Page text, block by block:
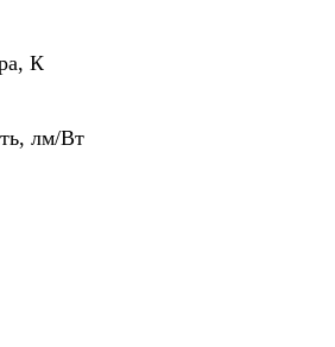
К
лм/Вт